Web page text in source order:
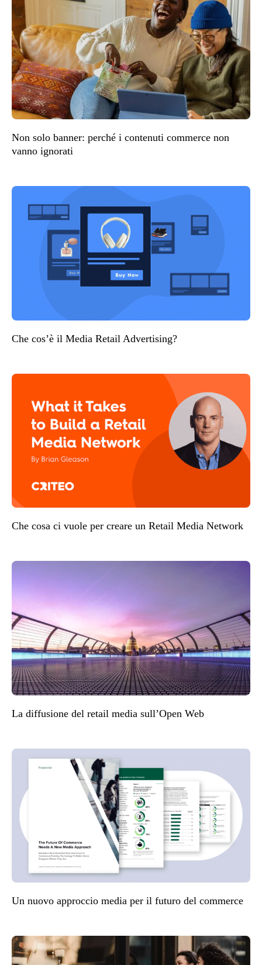
Non solo banner: perché i contenuti commerce non
vanno ignorati
Che cos’è il Media Retail Advertising?
Che cosa ci vuole per creare un Retail Media Network
La diffusione del retail media sull’Open Web
Un nuovo approccio media per il futuro del commerce